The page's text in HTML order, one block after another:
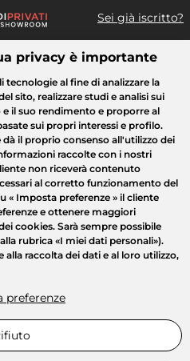
Sei già iscritto?
Bellezza Elettrodomestici
privacy è importante
tecnologie al fine di analizzare la
sito, realizzare studi e analisi sui
il suo rendimento e proporre al
sui propri interessi e profilo.
dà il proprio consenso all'utilizzo dei
raccolte con i nostri
non riceverà contenuto
al corretto funzionamento del
« Imposta preferenze » il cliente
e ottenere maggiori
cookies. Sarà sempre possibile
rubrica «I miei dati personali»).
raccolta dei dati e al loro utilizzo,
preferenze